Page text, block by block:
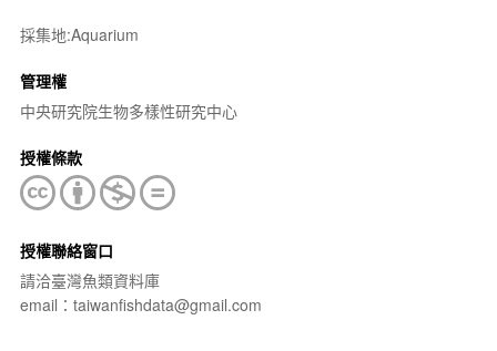
採集地:Aquarium
管理權
中央研究院生物多樣性研究中心
授權條款
授權聯絡窗口
請洽臺灣魚類資料庫
email：taiwanfishdata@gmail.com